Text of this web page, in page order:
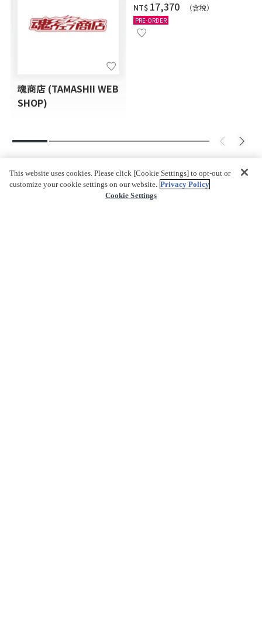
魂商店 (TAMASHII WEB
SHOP)
NT$ ‌17,370 （含税）
PRE-ORDER
返回頁首
This website uses cookies. Please click [Cookie Settings] to opt-out or
customize your cookie settings on our website. Privacy Policy
Cookie Settings